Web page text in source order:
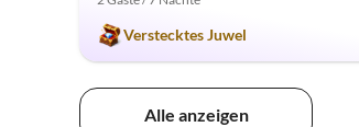
Verstecktes Juwel
Alle anzeigen